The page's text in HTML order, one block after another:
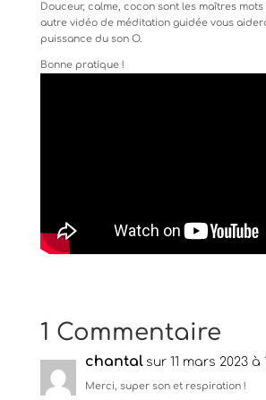
Douceur, calme, cocon sont les maîtres mots
autre vidéo de méditation guidée vous
puissance du son O.
Bonne pratique !
1 Commentaire
chantal sur 11 mars 2023 à
Merci, super son et respiration !